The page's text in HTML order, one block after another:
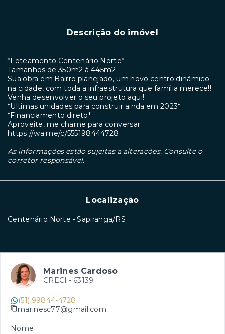
Descrição do imóvel
*Loteamento Centenário Norte*
Tamanhos de 350m2 à 445m2.
Sua obra em Bairro planejado, um novo centro dinâmico
na cidade, com toda a infraestrutura que família merece!!
Venha desenvolver o seu projeto aqui!
*Ultimas unidades para construir ainda em 2023*
*Financiamento direto*
Aproveite, me chame para conversar.
https://wa.me/c/555198444728
As informações estão sujeitas a alterações. Consulte o
corretor responsável.
Localização
Centenário Norte - Sapiranga/RS
Marines Cardoso
CRECI - 63139
(51) 99844-4728
marinesc77@gmail.com
Nome